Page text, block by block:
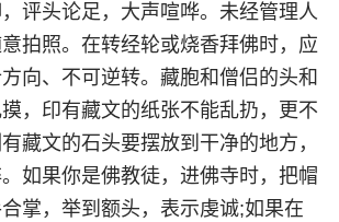
评头论足，大声喧哗。未经管理人
拍照。在转经轮或烧香拜佛时，应
向、不可逆转。藏胞和僧侣的头和
，印有藏文的纸张不能乱扔，更不
藏文的石头要摆放到干净的地方，
如果你是佛教徒，进佛寺时，把帽
掌，举到额头，表示虔诚;如果在